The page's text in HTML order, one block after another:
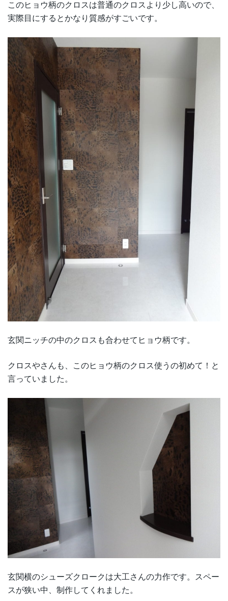
このヒョウ柄のクロスは普通のクロスより少し高いので、
実際目にするとかなり質感がすごいです。
玄関ニッチの中のクロスも合わせてヒョウ柄です。
クロスやさんも、このヒョウ柄のクロス使うの初めて！と
言っていました。
玄関横のシューズクロークは大工さんの力作です。スペー
スが狭い中、制作してくれました。